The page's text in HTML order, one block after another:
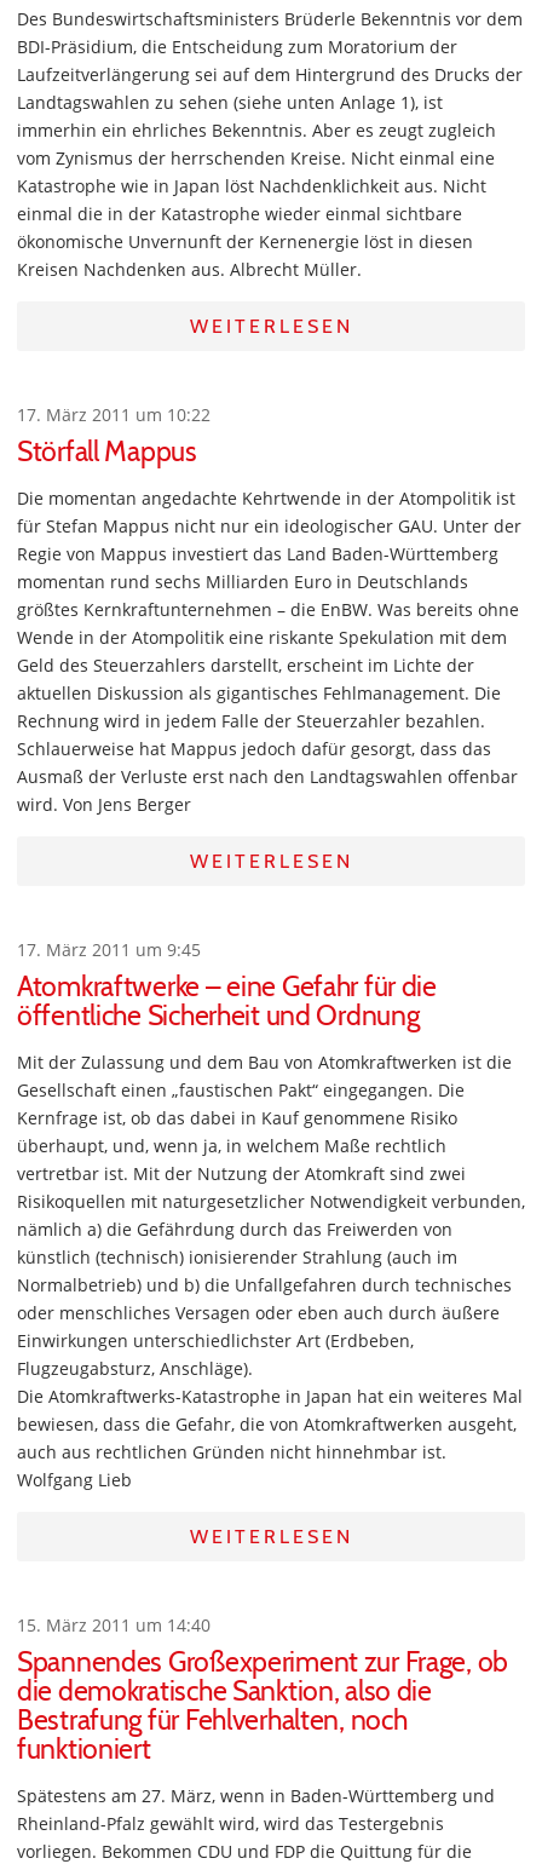
Des Bundeswirtschaftsministers Brüderle Bekenntnis vor dem
BDI-Präsidium, die Entscheidung zum Moratorium der
Laufzeitverlängerung sei auf dem Hintergrund des Drucks der
Landtagswahlen zu sehen (siehe unten Anlage 1), ist
immerhin ein ehrliches Bekenntnis. Aber es zeugt zugleich
vom Zynismus der herrschenden Kreise. Nicht einmal eine
Katastrophe wie in Japan löst Nachdenklichkeit aus. Nicht
einmal die in der Katastrophe wieder einmal sichtbare
ökonomische Unvernunft der Kernenergie löst in diesen
Kreisen Nachdenken aus. Albrecht Müller.
WEITERLESEN
17. März 2011 um 10:22
Störfall Mappus
Die momentan angedachte Kehrtwende in der Atompolitik ist
für Stefan Mappus nicht nur ein ideologischer GAU. Unter der
Regie von Mappus investiert das Land Baden-Württemberg
momentan rund sechs Milliarden Euro in Deutschlands
größtes Kernkraftunternehmen – die EnBW. Was bereits ohne
Wende in der Atompolitik eine riskante Spekulation mit dem
Geld des Steuerzahlers darstellt, erscheint im Lichte der
aktuellen Diskussion als gigantisches Fehlmanagement. Die
Rechnung wird in jedem Falle der Steuerzahler bezahlen.
Schlauerweise hat Mappus jedoch dafür gesorgt, dass das
Ausmaß der Verluste erst nach den Landtagswahlen offenbar
wird. Von Jens Berger
WEITERLESEN
17. März 2011 um 9:45
Atomkraftwerke – eine Gefahr für die
öffentliche Sicherheit und Ordnung
Mit der Zulassung und dem Bau von Atomkraftwerken ist die
Gesellschaft einen „faustischen Pakt“ eingegangen. Die
Kernfrage ist, ob das dabei in Kauf genommene Risiko
überhaupt, und, wenn ja, in welchem Maße rechtlich
vertretbar ist. Mit der Nutzung der Atomkraft sind zwei
Risikoquellen mit naturgesetzlicher Notwendigkeit verbunden,
nämlich a) die Gefährdung durch das Freiwerden von
künstlich (technisch) ionisierender Strahlung (auch im
Normalbetrieb) und b) die Unfallgefahren durch technisches
oder menschliches Versagen oder eben auch durch äußere
Einwirkungen unterschiedlichster Art (Erdbeben,
Flugzeugabsturz, Anschläge).
Die Atomkraftwerks-Katastrophe in Japan hat ein weiteres Mal
bewiesen, dass die Gefahr, die von Atomkraftwerken ausgeht,
auch aus rechtlichen Gründen nicht hinnehmbar ist.
Wolfgang Lieb
WEITERLESEN
15. März 2011 um 14:40
Spannendes Großexperiment zur Frage, ob
die demokratische Sanktion, also die
Bestrafung für Fehlverhalten, noch
funktioniert
Spätestens am 27. März, wenn in Baden-Württemberg und
Rheinland-Pfalz gewählt wird, wird das Testergebnis
vorliegen. Bekommen CDU und FDP die Quittung für die